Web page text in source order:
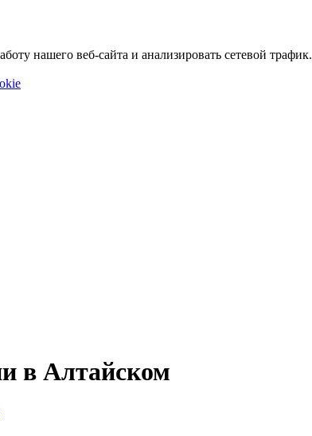
нашего веб-сайта и анализировать сетевой трафик.
в Алтайском